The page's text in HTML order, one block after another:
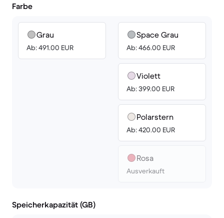
Farbe
Grau
Ab: 491.00 EUR
Space Grau
Ab: 466.00 EUR
Violett
Ab: 399.00 EUR
Polarstern
Ab: 420.00 EUR
Rosa
Ausverkauft
Speicherkapazität (GB)